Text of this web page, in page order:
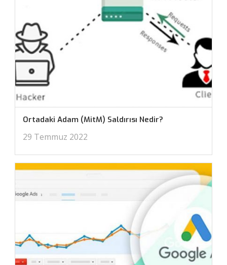
Ortadaki Adam (MitM) Saldırısı Nedir?
29 Temmuz 2022